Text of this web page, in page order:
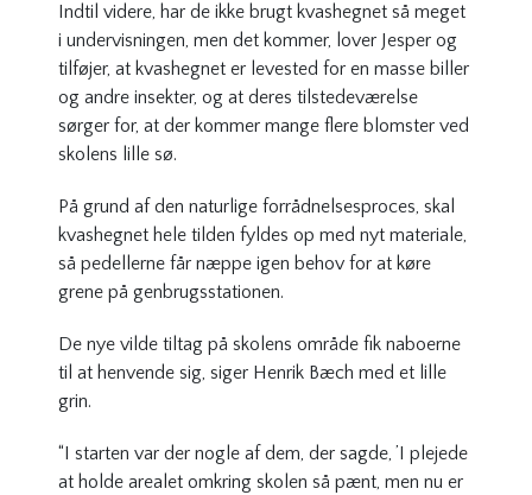
Indtil videre, har de ikke brugt kvashegnet så meget
i undervisningen, men det kommer, lover Jesper og
tilføjer, at kvashegnet er levested for en masse biller
og andre insekter, og at deres tilstedeværelse
sørger for, at der kommer mange flere blomster ved
skolens lille sø.
På grund af den naturlige forrådnelsesproces, skal
kvashegnet hele tilden fyldes op med nyt materiale,
så pedellerne får næppe igen behov for at køre
grene på genbrugsstationen.
De nye vilde tiltag på skolens område fik naboerne
til at henvende sig, siger Henrik Bæch med et lille
grin.
“I starten var der nogle af dem, der sagde, ’I plejede
at holde arealet omkring skolen så pænt, men nu er